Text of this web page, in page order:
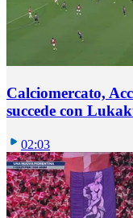
Calciomercato,
succede con
02:03